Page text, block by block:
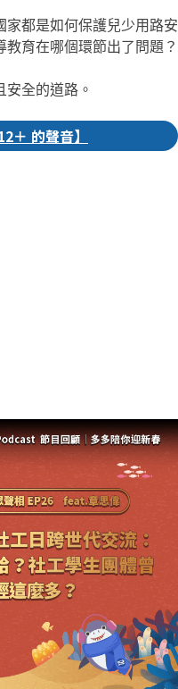
家都是如何保護兒少用路安
育在哪個環節出了問題？
全的道路。
＋ 的聲音】